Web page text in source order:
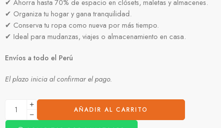
✔ Ahorra hasta 70% de espacio en clósets, maletas y almacenes.
✔ Organiza tu hogar y gana tranquilidad.
✔ Conserva tu ropa como nueva por más tiempo.
✔ Ideal para mudanzas, viajes o almacenamiento en casa.
Envíos a todo el Perú
El plazo inicia al confirmar el pago.
AÑADIR AL CARRITO